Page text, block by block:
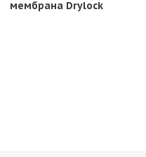
мембрана Drylock